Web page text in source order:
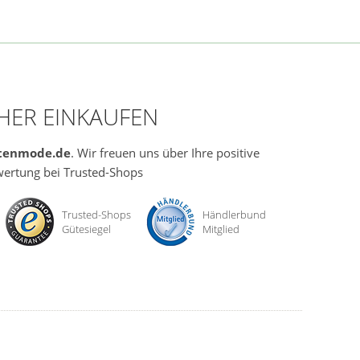
EINKAUFEN
. Wir freuen uns über Ihre positive
bei Trusted-Shops
Trusted-Shops
Gütesiegel
Händlerbund
Mitglied